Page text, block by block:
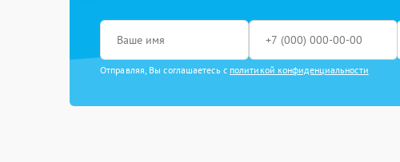
Отправляя, Вы соглашаетесь с политикой конфиденциальности